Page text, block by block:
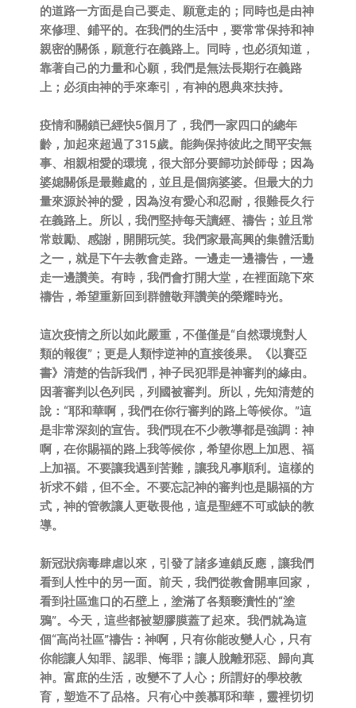
的道路一方面是自己要走、願意走的；同時也是由神
來修理、鋪平的。在我們的生活中，要常常保持和神
親密的關係，願意行在義路上。同時，也必須知道，
靠著自己的力量和心願，我們是無法長期行在義路
上；必須由神的手來牽引，有神的恩典來扶持。
疫情和關鎖已經快5個月了，我們一家四口的總年
齡，加起來超過了315歲。能夠保持彼此之間平安無
事、相親相愛的環境，很大部分要歸功於師母；因為
婆媳關係是最難處的，並且是個病婆婆。但最大的力
量來源於神的愛，因為沒有愛心和忍耐，很難長久行
在義路上。所以，我們堅持每天讀經、禱告；並且常
常鼓勵、感謝，開開玩笑。我們家最高興的集體活動
之一，就是下午去教會走路。一邊走一邊禱告，一邊
走一邊讚美。有時，我們會打開大堂，在裡面跪下來
禱告，希望重新回到群體敬拜讚美的榮耀時光。
這次疫情之所以如此嚴重，不僅僅是“自然環境對人
類的報復”；更是人類悖逆神的直接後果。《以賽亞
書》清楚的告訴我們，神子民犯罪是神審判的緣由。
因著審判以色列民，列國被審判。所以，先知清楚的
說：“耶和華啊，我們在你行審判的路上等候你。”這
是非常深刻的宣告。我們現在不少教導都是強調：神
啊，在你賜福的路上我等候你，希望你恩上加恩、福
上加福。不要讓我遇到苦難，讓我凡事順利。這樣的
祈求不錯，但不全。不要忘記神的審判也是賜福的方
式，神的管教讓人更敬畏他，這是聖經不可或缺的教
導。
新冠狀病毒肆虐以來，引發了諸多連鎖反應，讓我們
看到人性中的另一面。前天，我們從教會開車回家，
看到社區進口的石壁上，塗滿了各類褻瀆性的“塗
鴉”。今天，這些都被塑膠膜蓋了起來。我們就為這
個“高尚社區”禱告：神啊，只有你能改變人心，只有
你能讓人知罪、認罪、悔罪；讓人脫離邪惡、歸向真
神。富庶的生活，改變不了人心；所謂好的學校教
育，塑造不了品格。只有心中羨慕耶和華，靈裡切切